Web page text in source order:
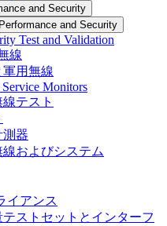
and Security
and Security
Test and Validation
線
軍用無線
Monitors
テスト
測器
およびシステム
イアンス
ストセットとインターフ